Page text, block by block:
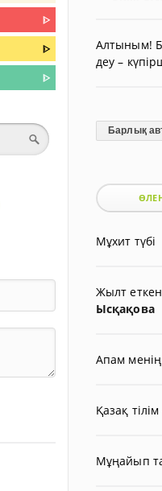
ᐈ
ᐈ
ᐈ
Алтыным!
деу –
Барлық
Мұхит түбі
Жылт
Ысқақова
Апам
Қазақ тілім
Мұңайып